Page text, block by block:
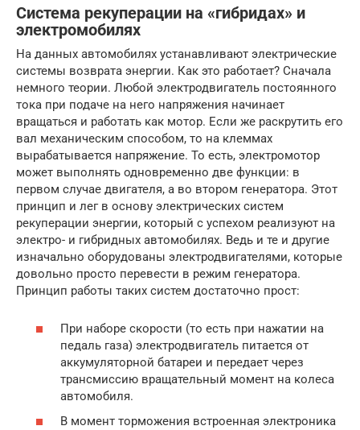
Система рекуперации на «гибридах» и
электромобилях
На данных автомобилях устанавливают электрические
системы возврата энергии. Как это работает? Сначала
немного теории. Любой электродвигатель постоянного
тока при подаче на него напряжения начинает
вращаться и работать как мотор. Если же раскрутить его
вал механическим способом, то на клеммах
вырабатывается напряжение. То есть, электромотор
может выполнять одновременно две функции: в
первом случае двигателя, а во втором генератора. Этот
принцип и лег в основу электрических систем
рекуперации энергии, который с успехом реализуют на
электро- и гибридных автомобилях. Ведь и те и другие
изначально оборудованы электродвигателями, которые
довольно просто перевести в режим генератора.
Принцип работы таких систем достаточно прост:
При наборе скорости (то есть при нажатии на
педаль газа) электродвигатель питается от
аккумуляторной батареи и передает через
трансмиссию вращательный момент на колеса
автомобиля.
В момент торможения встроенная электроника